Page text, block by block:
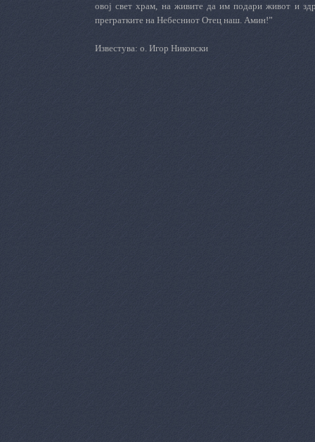
овој свет храм, на живите да им подари живот и
прегратките на Небесниот Отец наш. Амин!”
Известува: о. Игор Никовски